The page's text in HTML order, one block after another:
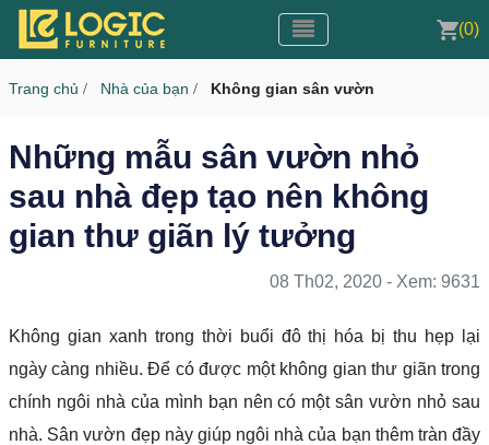
Toggle navigation
CMS v3.0 Toggle navigation(0)
Trang chủ / Nhà của bạn / Không gian sân vườn
Những mẫu sân vườn nhỏ
sau nhà đẹp tạo nên không
gian thư giãn lý tưởng
08 Th02, 2020 - Xem: 9631
Không gian xanh trong thời buổi đô thị hóa bị thu hẹp lại
ngày càng nhiều. Để có được một không gian thư giãn trong
chính ngôi nhà của mình bạn nên có một sân vườn nhỏ sau
nhà. Sân vườn đẹp này giúp ngôi nhà của bạn thêm tràn đầy